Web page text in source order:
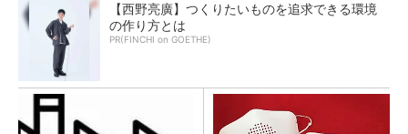
【西野亮廣】つくりたいものを追求できる環境
の作り方とは
PR(FINCHI on GOETHE)